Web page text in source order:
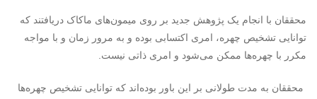
محققان با انجام یک پژوهش جدید بر روی میمون‌های ماکاک دریافتند که
توانایی تشخیص چهره، امری اکتسابی بوده و به مرور زمان و با مواجه
مکرر با چهره‌ها ممکن می‌شود و امری ذاتی نیست.
محققان به مدت طولانی بر این باور بوده‌اند که توانایی تشخیص چهره‌ها